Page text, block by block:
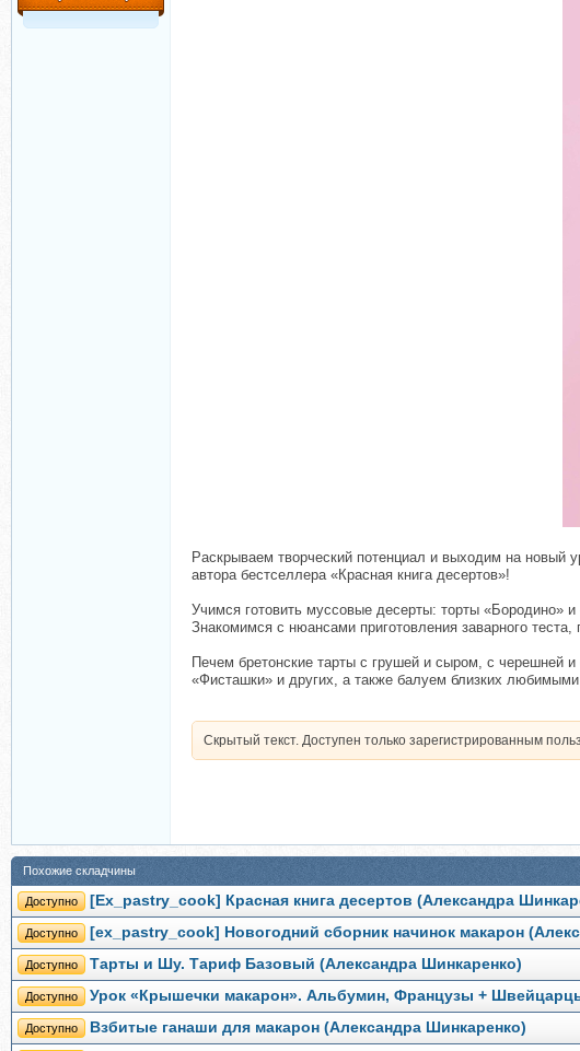
Раскрываем творческий потенциал и выходим на новый
автора бестселлера «Красная книга десертов»!
Учимся готовить муссовые десерты: торты «Бородино»
Знакомимся с нюансами приготовления заварного
Печем бретонские тарты с грушей и сыром, с черешней
«Фисташки» и других, а также балуем близких
Скрытый текст. Доступен только зарегистрированным
Похожие складчины
Доступно [Ex_pastry_cook] Красная книга десертов (Александра
Доступно [ex_pastry_cook] Новогодний сборник начинок макарон
Доступно Тарты и Шу. Тариф Базовый (Александра Шинкаренко)
Доступно Урок «Крышечки макарон». Альбумин, Французы +
Доступно Взбитые ганаши для макарон (Александра Шинкаренко)